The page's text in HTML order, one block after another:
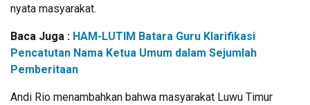
nyata masyarakat.
Baca Juga : HAM-LUTIM Batara Guru Klarifikasi
Pencatutan Nama Ketua Umum dalam Sejumlah
Pemberitaan
Andi Rio menambahkan bahwa masyarakat Luwu Timur